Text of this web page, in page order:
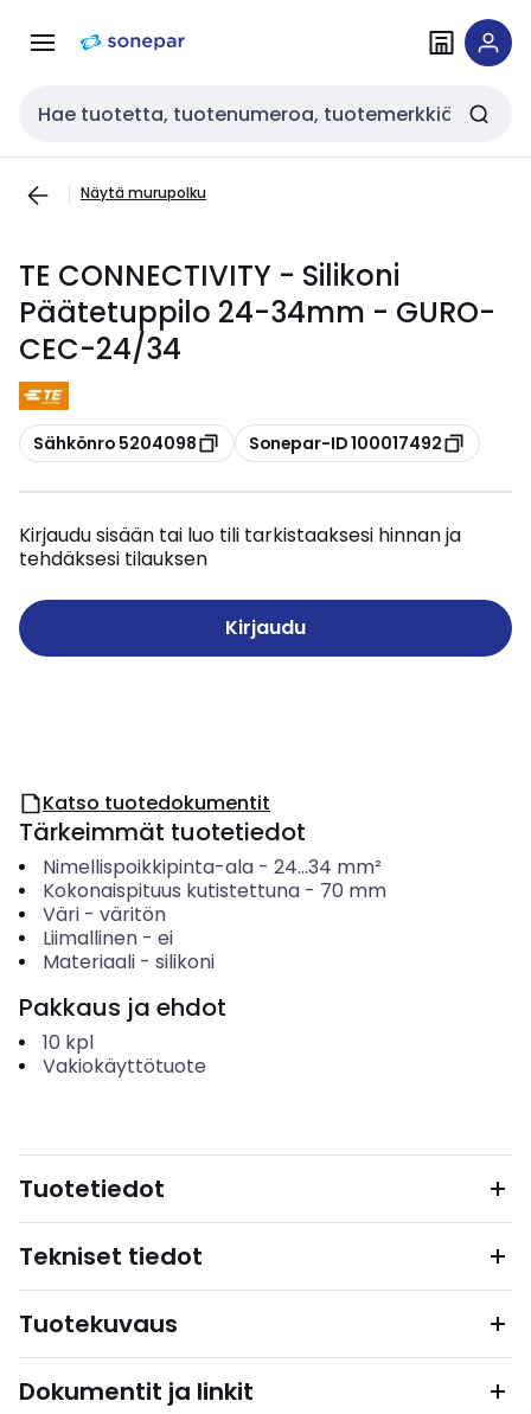
navigointiinsisältöön
Haku
Näytä murupolku
TE CONNECTIVITY - Silikoni
Päätetuppilo 24-34mm - GURO-
CEC-24/34
Kopioi
Sähkönro 5204098 Kopioi
Sonepar-ID 100017492
Kirjaudu sisään tai luo tili tarkistaaksesi hinnan ja
tehdäksesi tilauksen
Kirjaudu
Katso tuotedokumentit
Tärkeimmät tuotetiedot
Nimellispoikkipinta-ala- 24...34 mm²
Kokonaispituus kutistettuna- 70 mm
Väri- väritön
Liimallinen- ei
Materiaali- silikoni
Pakkaus ja ehdot
10 kpl
Vakiokäyttötuote
Tuotetiedot
Tekniset tiedot
Tuotekuvaus
Dokumentit ja linkit